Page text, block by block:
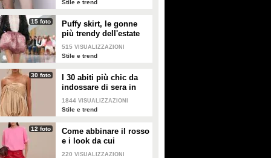
Stile e trend
15 foto
Puffy skirt, le gonne
più trendy dell'estate
2026 sono quelle a
palloncino
515 VISUALIZZAZIONI
Stile e trend
30 foto
I 30 abiti più chic da
indossare di sera in
estate
1844 VISUALIZZAZIONI
Stile e trend
12 foto
Come abbinare il rosso
e i look da cui
prendere ispirazione
220 VISUALIZZAZIONI